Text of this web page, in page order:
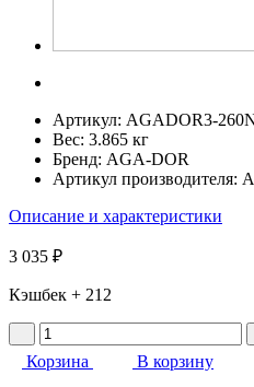
Артикул: AGADOR3-
Вес: 3.865 кг
Бренд: AGA-DOR
Артикул производителя:
Описание и характеристики
3 035 ₽
Кэшбек + 212
Корзина
В корзину